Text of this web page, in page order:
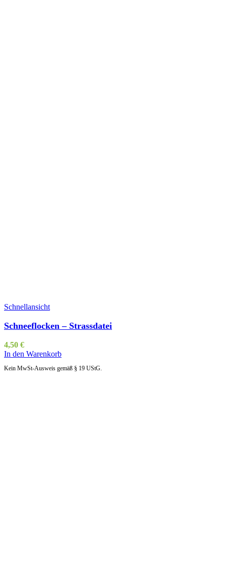
Schnellansicht
Schneeflocken – Strassdatei
4,50 €
In den Warenkorb
Kein MwSt-Ausweis gemäß § 19 UStG.